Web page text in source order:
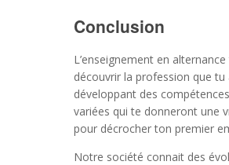
Conclusion
L’enseignement en
découvrir la profession que
développant des
variées qui te donneront une
pour décrocher ton premier
Notre société connait des